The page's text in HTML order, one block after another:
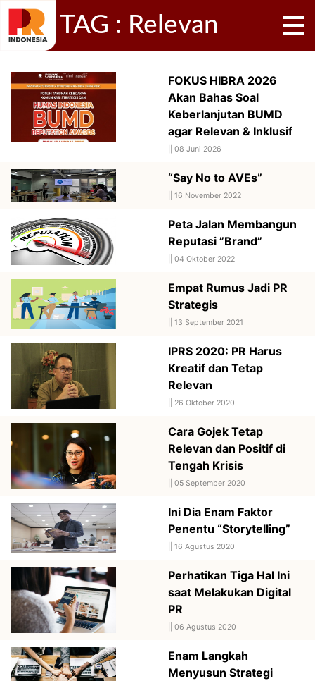
TAG : Relevan
FOKUS HIBRA 2026
Akan Bahas Soal
Keberlanjutan BUMD
agar Relevan & Inklusif
08 Juni 2026
“Say No to AVEs”
16 November 2022
Peta Jalan Membangun
Reputasi ”Brand”
04 Oktober 2022
Empat Rumus Jadi PR
Strategis
13 September 2021
IPRS 2020: PR Harus
Kreatif dan Tetap
Relevan
26 Oktober 2020
Cara Gojek Tetap
Relevan dan Positif di
Tengah Krisis
05 September 2020
Ini Dia Enam Faktor
Penentu “Storytelling”
16 Agustus 2020
Perhatikan Tiga Hal Ini
saat Melakukan Digital
PR
06 Agustus 2020
Enam Langkah
Menyusun Strategi